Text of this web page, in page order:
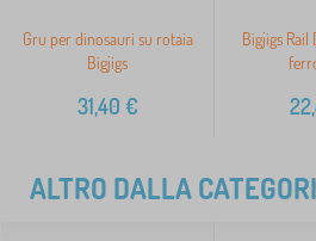
Gru per dinosauri su rotaia
Bigjigs
31,40 €
Bigjigs
ALTRO DALLA